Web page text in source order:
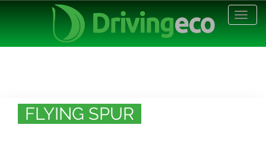
FLYING SPUR